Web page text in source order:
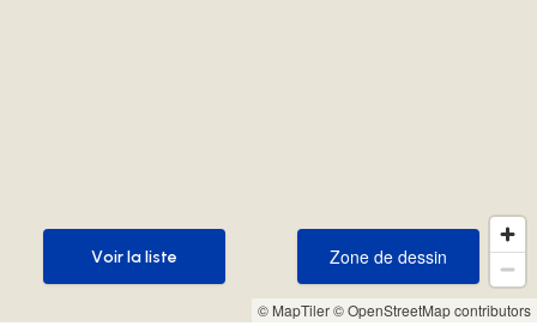
© MapTiler© OpenStreetMap contributors
Zone de dessin
Zone de dessin
Voir la liste
Voir la liste